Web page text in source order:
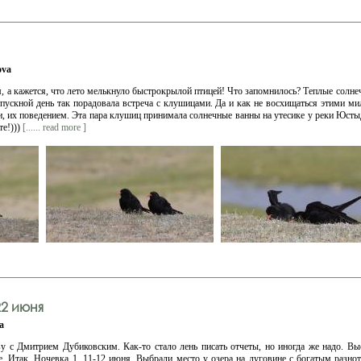
а кажется, что лето мелькнуло быстрокрылой птицей! Что запомнилось? Теплые
день так порадовала встреча с клушицами. Да и как не восхищаться этими
поведением. Эта пара клушиц принимала солнечные ванны на утесике у реки
[...... read more ]
июня
с Дмитрием Дубиковским. Как-то стало лень писать отчеты, но иногда же надо.
Итак. Ночевка 1. 11-12 июня. Выбрали место у озера на луговине с богатым